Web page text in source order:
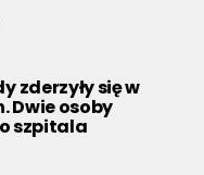
zderzyły się w
Dwie osoby
szpitala